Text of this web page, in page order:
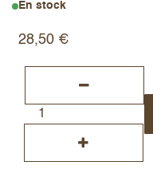
En stock
28,50 €